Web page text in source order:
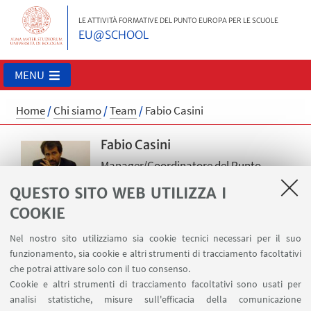
QUESTO SITO WEB UTILIZZA I
COOKIE
Nel nostro sito utilizziamo sia cookie tecnici necessari per il suo
funzionamento, sia cookie e altri strumenti di tracciamento facoltativi
che potrai attivare solo con il tuo consenso.
Cookie e altri strumenti di tracciamento facoltativi sono usati per
analisi statistiche, misure sull'efficacia della comunicazione
LE ATTIVITÀ FORMATIVE DEL PUNTO EUROPA PER LE SCUOLE
EU@SCHOOL
MENU
Home/Chi siamo/Team /Fabio Casini
Fabio Casini
Manager/Coordinatore del Punto
Allegato[313Kb .pdf]
Fabio Casiniè nato a Firenze il 28 settembre 1968 e ha